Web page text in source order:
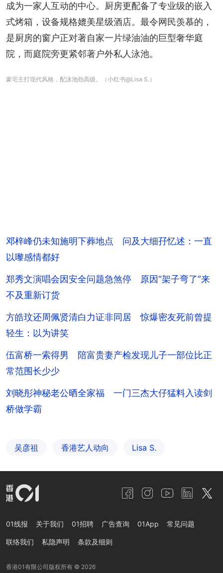
成为一家人互动的中心。厨房更配备了专业级的嵌入
式烤箱，设备规格媲美星级酒店。最令网民羡慕的，
是厨房的窗户正对著自家一片绿油油的巨型奢华庭
院，而庭院旁更紧邻著户外私人泳池。
豪宅主打现代风格，配泳池劲高级。（小红书@Lisa S.）
邓梓峰仍未知施明下葬地点 问及大细孖忆述：一直
以嚟感情都好
郑秀文演唱会因安全问题急煞停 原因“架子弯了”来
不及重新订货
方皓玟还周佩贤清白力证非同居 惊爆密友死前曾提
轻生：以为讲笑
伍富桥一索得男 陪富贵妻产检发现儿子一部位比正
常范围长少少
刘晓彤神秘老公晒全家福 一门三杰大仔猛料入读剑
桥做学霸
吴彦祖 香港艺人动向 Lisa S.
01线报 关于我们 01招聘 广告查询 01App 常见问题
联络我们 私隐声明 条款及细则
香港01有限公司版权所有 © 2026